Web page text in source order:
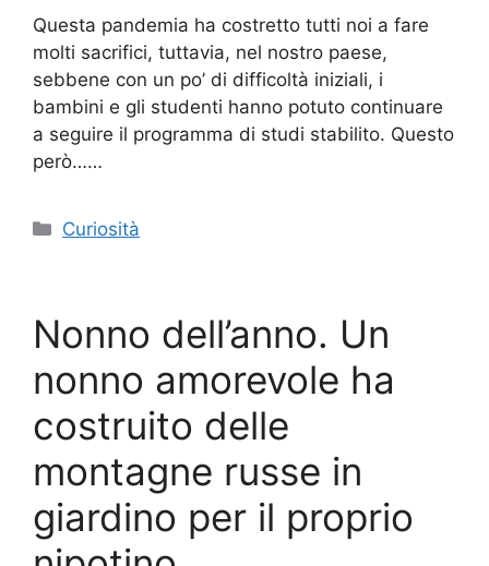
Questa pandemia ha costretto tutti noi a fare
molti sacrifici, tuttavia, nel nostro paese,
sebbene con un po’ di difficoltà iniziali, i
bambini e gli studenti hanno potuto continuare
a seguire il programma di studi stabilito. Questo
però……
Categorie
Curiosità
Nonno dell’anno. Un
nonno amorevole ha
costruito delle
montagne russe in
giardino per il proprio